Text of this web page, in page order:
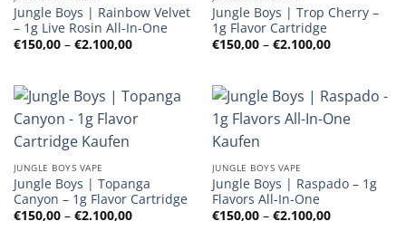
Jungle Boys | Rainbow Velvet
– 1g Live Rosin All-In-One
€150,00 – €2.100,00Preisspanne:
€150,00
Jungle Boys | Trop Cherry –
1g Flavor Cartridge
€150,00 – €2.100,00
€150,00
JUNGLE BOYS VAPE
Jungle Boys | Topanga
Canyon – 1g Flavor Cartridge
€150,00 – €2.100,00Preisspanne:
€150,00
JUNGLE BOYS VAPE
Jungle Boys | Raspado – 1g
Flavors All-In-One
€150,00 – €2.100,00
€150,00